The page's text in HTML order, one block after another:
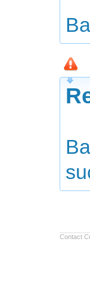
Contact